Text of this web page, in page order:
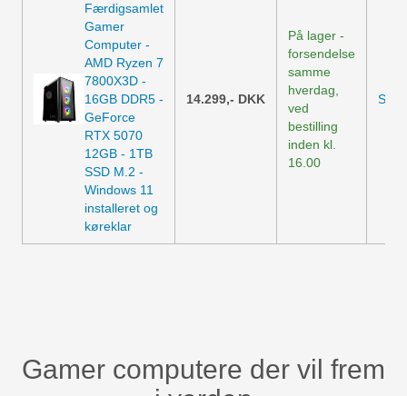
Færdigsamlet
Gamer
Computer -
AMD Ryzen 7
7800X3D -
16GB DDR5 -
GeForce
RTX 5070
12GB - 1TB
SSD M.2 -
Windows 11
installeret og
køreklar
14.299,- DKK
På lager -
forsendelse
samme
hverdag,
ved
bestilling
inden kl.
16.00
Se
Gamer computere der vil frem